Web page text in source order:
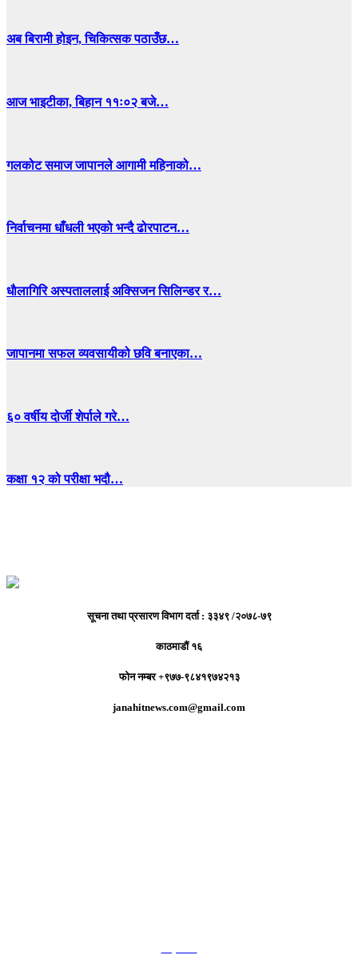
अब बिरामी होइन, चिकित्सक पठाउँछ…
आज भाइटीका, बिहान ११ः०२ बजे…
गलकोट समाज जापानले आगामी महिनाको…
निर्वाचनमा धाँधली भएको भन्दै ढोरपाटन…
धाैलागिरि अस्पताललाई अक्सिजन सिलिन्डर र…
जापानमा सफल व्यवसायीको छवि बनाएका…
६० वर्षीय दोर्जी शेर्पाले गरे…
कक्षा १२ को परीक्षा भदौ…
सूचना तथा प्रसारण विभाग दर्ता : ३३४९ /२०७८-७९
काठमाडौं १६
फोन नम्बर +९७७-९८४१९७४२१३
janahitnews.com@gmail.com